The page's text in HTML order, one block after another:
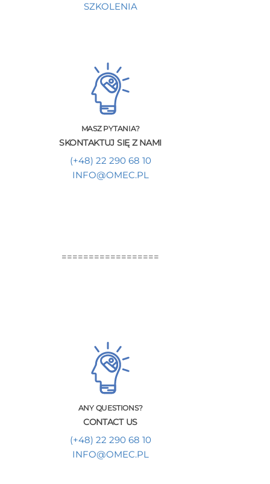
SZKOLENIA
MASZ PYTANIA?
SKONTAKTUJ SIĘ Z NAMI
(+48) 22 290 68 10
INFO@OMEC.PL
==================
ANY QUESTIONS?
CONTACT US
(+48) 22 290 68 10
INFO@OMEC.PL